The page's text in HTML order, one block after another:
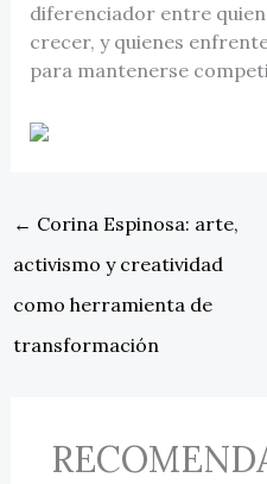
diferenciador entre
crecer, y quienes
para mantenerse
← Corina Espinosa: arte,
activismo y creatividad
como herramienta de
transformación